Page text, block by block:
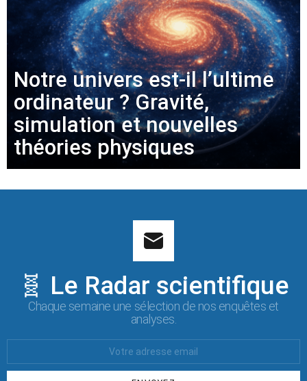
Notre univers est-il l’ultime
ordinateur ? Gravité,
simulation et nouvelles
théories physiques
🧬 Le Radar scientifique
Chaque semaine une sélection de nos enquêtes et
analyses.
: